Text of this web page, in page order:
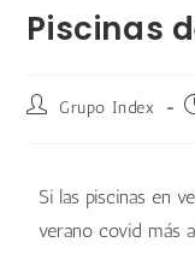
Piscinas
Grupo Index
Si las piscinas en
verano covid más